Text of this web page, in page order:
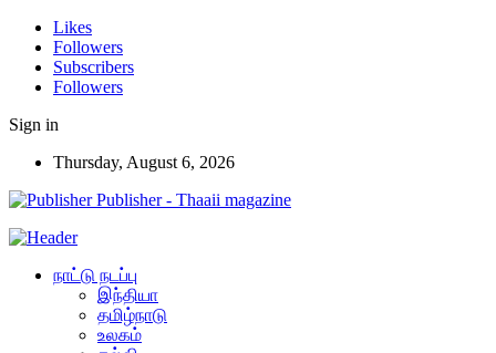
Likes
Followers
Subscribers
Followers
Sign in
Thursday, August 6, 2026
Publisher - Thaaii magazine
நாட்டு நடப்பு
இந்தியா
தமிழ்நாடு
உலகம்